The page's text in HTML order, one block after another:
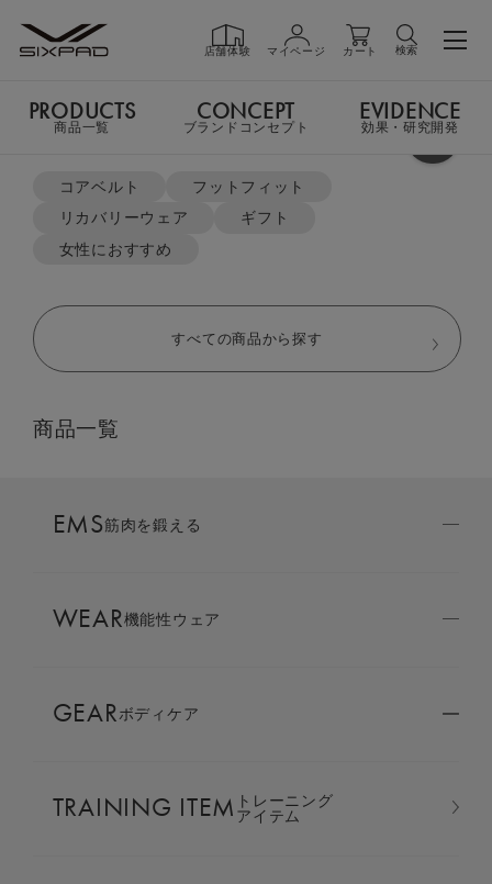
店舗体験 マイページ カート 検索
PRODUCTS商品一覧
GIFT ギフト
LIVE SHOPPING
AMBASSADOR
SIXPAD APP
COLUMN
LARGE ORDER ⼤⼝注⽂窓⼝
よく検索されているキーワード
コアベルト
フットフィット
リカバリーウェア
ギフト
女性におすすめ
すべての商品から探す
商品一覧
EMS筋肉を鍛える
WEAR機能性ウェア
GEARボディケア
TRAINING ITEM トレーニング
アイテム
PRODUCTS
商品一覧
CONCEPT
ブランドコンセプト
EVIDENCE
効果・研究開発